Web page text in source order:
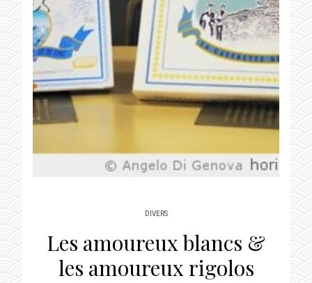
DIVERS
Les amoureux blancs &
les amoureux rigolos